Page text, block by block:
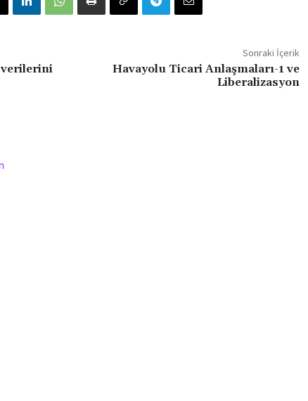
verilerini
Sonraki İçerik
Havayolu Ticari Anlaşmaları-1 ve
Liberalizasyon